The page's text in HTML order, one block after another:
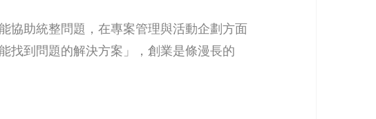
協助統整問題，在專案管理與活動企劃方面
找到問題的解決方案」，創業是條漫長的